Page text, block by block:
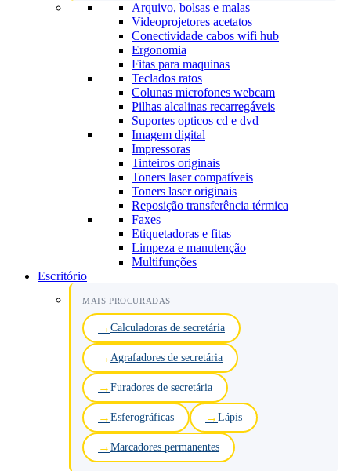
Arquivo, bolsas e malas
Videoprojetores acetatos
Conectividade cabos wifi hub
Ergonomia
Fitas para maquinas
Teclados ratos
Colunas microfones webcam
Pilhas alcalinas recarregáveis
Suportes opticos cd e dvd
Imagem digital
Impressoras
Tinteiros originais
Toners laser compatíveis
Toners laser originais
Reposição transferência térmica
Faxes
Etiquetadoras e fitas
Limpeza e manutenção
Multifunções
Escritório
MAIS PROCURADAS
Calculadoras de secretária
Agrafadores de secretária
Furadores de secretária
Esferográficas Lápis
Marcadores permanentes